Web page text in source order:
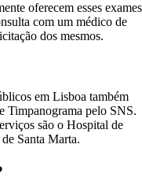
oferecem esses exames
com um médico de
dos mesmos.
em Lisboa também
Timpanograma pelo SNS.
são o Hospital de
Santa Marta.